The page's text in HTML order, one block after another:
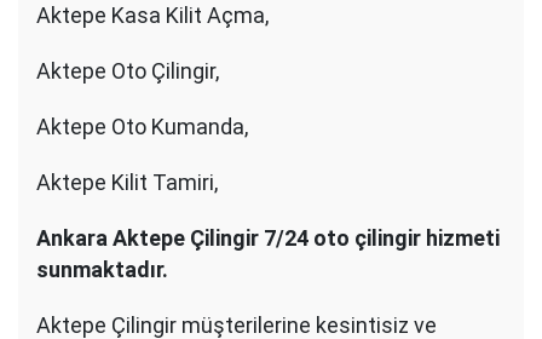
Aktepe Kasa Kilit Açma,
Aktepe Oto Çilingir,
Aktepe Oto Kumanda,
Aktepe Kilit Tamiri,
Ankara Aktepe Çilingir 7/24 oto çilingir hizmeti
sunmaktadır.
Aktepe Çilingir müşterilerine kesintisiz ve